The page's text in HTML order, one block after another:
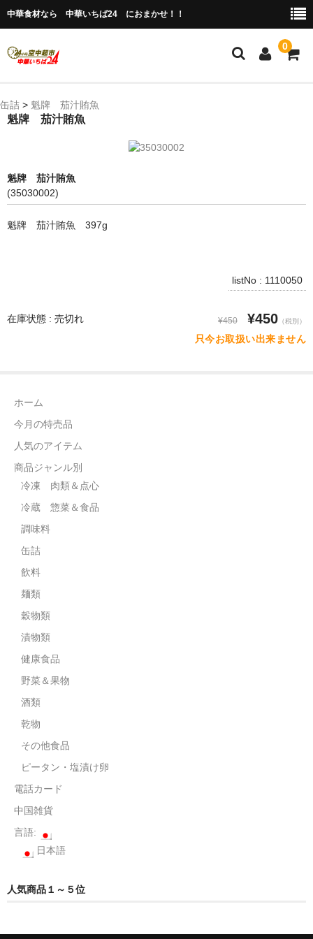
中華食材なら 中華いちば24 におまかせ！！
0
ホーム
商品ジャンル別
冷凍 肉類＆点心
漬物類
野菜＆果物
酒類
その他食品
ピータン・塩漬け卵
電話カード
中国雑貨
缶詰 > 魁牌 茄汁賄魚
魁牌 茄汁賄魚
魁牌 茄汁賄魚
(35030002)
魁牌 茄汁賄魚 397g
listNo : 1110050
在庫状態 : 売切れ ¥450 ¥450 （税別）
只今お取扱い出来ません
ホーム
今月の特売品
人気のアイテム
商品ジャンル別
冷凍 肉類＆点心
冷蔵 惣菜＆食品
調味料
缶詰
飲料
麺類
穀物類
漬物類
健康食品
野菜＆果物
酒類
乾物
その他食品
ピータン・塩漬け卵
電話カード
中国雑貨
言語:
日本語
人気商品１～５位